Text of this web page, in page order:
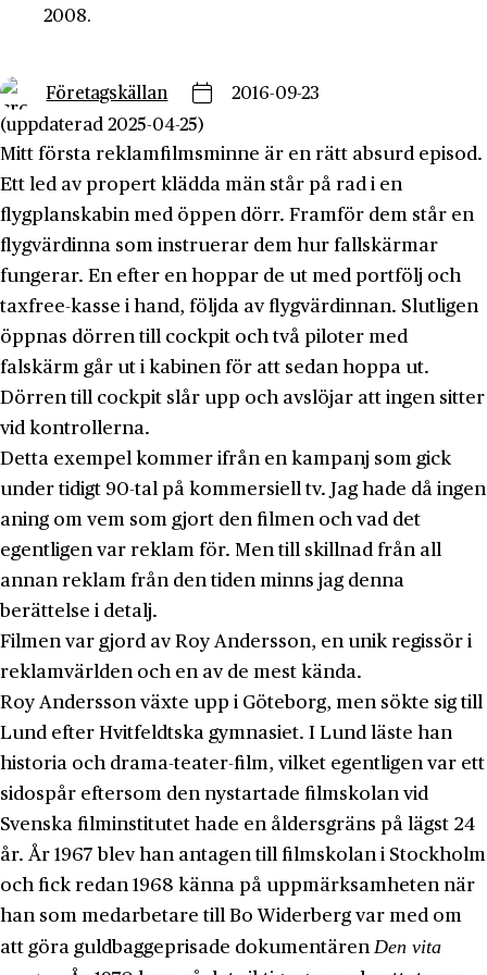
2008.
Företagskällan
2016-09-23
(uppdaterad 2025-04-25)
Mitt första reklamfilmsminne är en rätt absurd episod.
Ett led av propert klädda män står på rad i en
flygplanskabin med öppen dörr. Framför dem står en
flygvärdinna som instruerar dem hur fallskärmar
fungerar. En efter en hoppar de ut med portfölj och
taxfree-kasse i hand, följda av flygvärdinnan. Slutligen
öppnas dörren till cockpit och två piloter med
falskärm går ut i kabinen för att sedan hoppa ut.
Dörren till cockpit slår upp och avslöjar att ingen sitter
vid kontrollerna.
Detta exempel kommer ifrån en kampanj som gick
under tidigt 90-tal på kommersiell tv. Jag hade då ingen
aning om vem som gjort den filmen och vad det
egentligen var reklam för. Men till skillnad från all
annan reklam från den tiden minns jag denna
berättelse i detalj.
Filmen var gjord av Roy Andersson, en unik regissör i
reklamvärlden och en av de mest kända.
Roy Andersson växte upp i Göteborg, men sökte sig till
Lund efter Hvitfeldtska gymnasiet. I Lund läste han
historia och drama-teater-film, vilket egentligen var ett
sidospår eftersom den nystartade filmskolan vid
Svenska filminstitutet hade en åldersgräns på lägst 24
år. År 1967 blev han antagen till filmskolan i Stockholm
och fick redan 1968 känna på uppmärksamheten när
han som medarbetare till Bo Widerberg var med om
att göra guldbaggeprisade dokumentären Den vita